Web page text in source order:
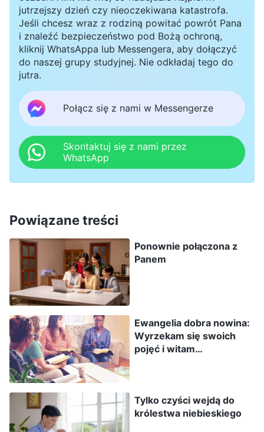
Po kilku rozmowach o Biblii i o innych
wydarzeniach w naszym życiu naprawdę
poczułem, że miały zupełnie wyjątkową chęć
pomocy mi w rozwiązaniu niektórych moich
problemów, a w tym, co mówiły, można było
dostrzec sporo rozumu i przenikliwości.
Przekonałem się, że różnią się od innych ludzi.
Dzięki kontaktowi z nimi osiągnąłem równowagę
i spokój, i chociaż nie znałem ich zbyt dobrze,
naturalność i uczciwość. Chciałem się przed nimi
pewne zmiany w swoim sposobie życia.
Mniej więcej tydzień później, 11 marca
wieczorem wszedłem na Facebooka i
zobaczyłem, że Susan jest online. Najpierw
porozmawiałem z nią trochę o pracy, a potem
powiedziałem jej o tym, że w głębi serca pragnę
znaleźć kościół, w którym mógłbym służyć, i że
chciałbym posłuchać jej sugestii. Siostra Susan
odpowiedziała, że to Bóg wszystko aranżuje i
jutrzejszy dzień czy nieoczekiwana katastrofa.
Jeśli chcesz wraz z rodziną powitać powrót Pana
i znaleźć bezpieczeństwo pod Bożą ochroną,
kliknij WhatsAppa lub Messengera, aby dołączyć
do naszej grupy studyjnej. Nie odkładaj tego do
jutra.
Połącz się z nami w Messengerze
Skontaktuj się z nami przez
WhatsApp
Powiązane treści
Ponownie połączona z
Panem
Ewangelia dobra nowina:
Wyrzekam się swoich
pojęć i witam
Tylko czyści wejdą do
królestwa niebieskiego